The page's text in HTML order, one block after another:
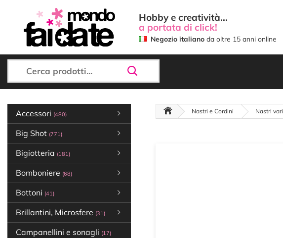
Hobby e creatività...
a portata di click!
Negozio italiano da oltre 15 anni online
Accessori (480)
Big Shot (771)
Bigiotteria (181)
Bomboniere (68)
Bottoni (41)
Brillantini, Microsfere (31)
Campanellini e sonagli (17)
Nastri e Cordini Nastri vari